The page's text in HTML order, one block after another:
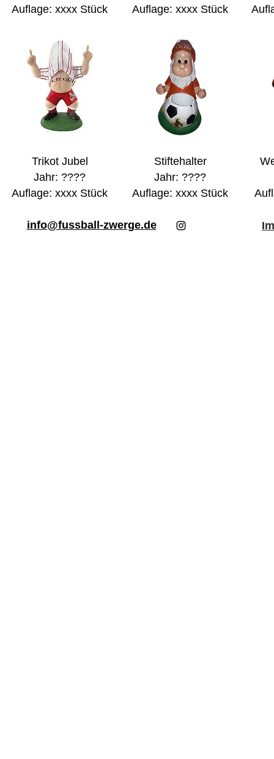
Auflage: xxxx Stück
Auflage: xxxx Stück
Trikot Jubel
Jahr: ????
Auflage: xxxx Stück
Stiftehalter
Jahr: ????
Auflage: xxxx Stück
info@fussball-zwerge.de